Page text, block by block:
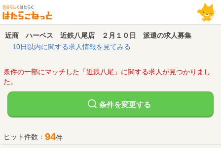
近商 ハーベス 近鉄八尾店 ２月１０日 派遣の求人募集
10日以内に関する求人情報を見てみる
条件の一部にマッチした「近鉄八尾」に関する求人が見つかりまし
た。
条件を変更する
ヒット件数： 94件